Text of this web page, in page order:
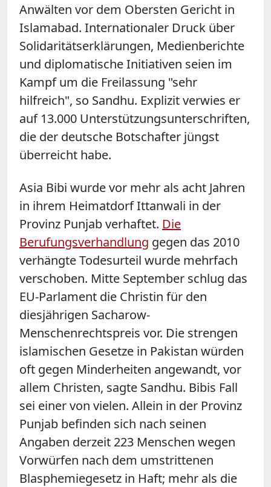
Anwälten vor dem Obersten Gericht in
Islamabad. Internationaler Druck über
Solidaritätserklärungen, Medienberichte
und diplomatische Initiativen seien im
Kampf um die Freilassung "sehr
hilfreich", so Sandhu. Explizit verwies er
auf 13.000 Unterstützungsunterschriften,
die der deutsche Botschafter jüngst
überreicht habe.
Asia Bibi wurde vor mehr als acht Jahren
in ihrem Heimatdorf Ittanwali in der
Provinz Punjab verhaftet. Die
Berufungsverhandlung gegen das 2010
verhängte Todesurteil wurde mehrfach
verschoben. Mitte September schlug das
EU-Parlament die Christin für den
diesjährigen Sacharow-
Menschenrechtspreis vor. Die strengen
islamischen Gesetze in Pakistan würden
oft gegen Minderheiten angewandt, vor
allem Christen, sagte Sandhu. Bibis Fall
sei einer von vielen. Allein in der Provinz
Punjab befinden sich nach seinen
Angaben derzeit 223 Menschen wegen
Vorwürfen nach dem umstrittenen
Blasphemiegesetz in Haft; mehr als die